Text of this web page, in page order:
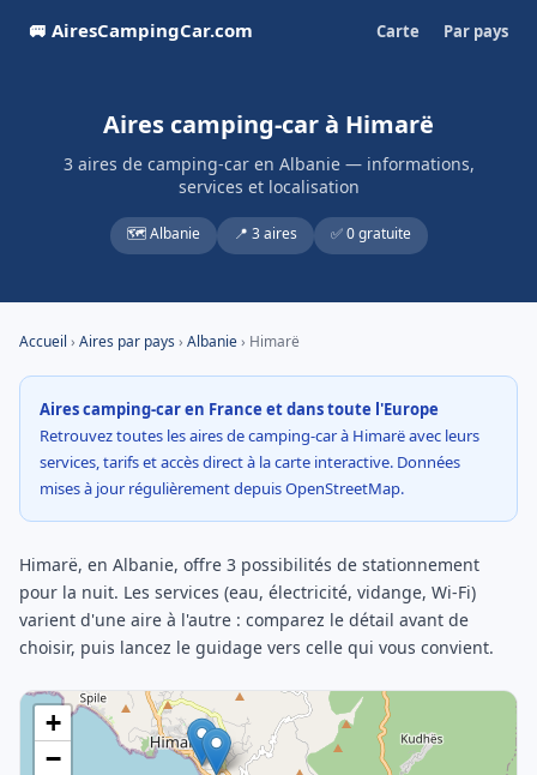
🚐 AiresCampingCar.com Carte Par pays
Aires camping-car à Himarë
3 aires de camping-car en Albanie — informations,
services et localisation
🗺️ Albanie 📍 3 aires ✅ 0 gratuite
Accueil › Aires par pays› Albanie› Himarë
Aires camping-car en France et dans toute l'Europe
Retrouvez toutes les aires de camping-car à Himarë avec leurs
services, tarifs et accès direct à la carte interactive. Données
mises à jour régulièrement depuis OpenStreetMap.
Himarë, en Albanie, offre 3 possibilités de stationnement
pour la nuit. Les services (eau, électricité, vidange, Wi-Fi)
varient d'une aire à l'autre : comparez le détail avant de
choisir, puis lancez le guidage vers celle qui vous convient.
+
−